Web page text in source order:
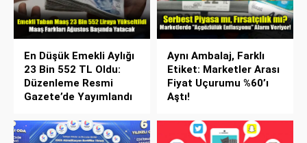
En Düşük Emekli Aylığı
23 Bin 552 TL Oldu:
Düzenleme Resmi
Gazete’de Yayımlandı
Aynı Ambalaj, Farklı
Etiket: Marketler Arası
Fiyat Uçurumu %60’ı
Aştı!